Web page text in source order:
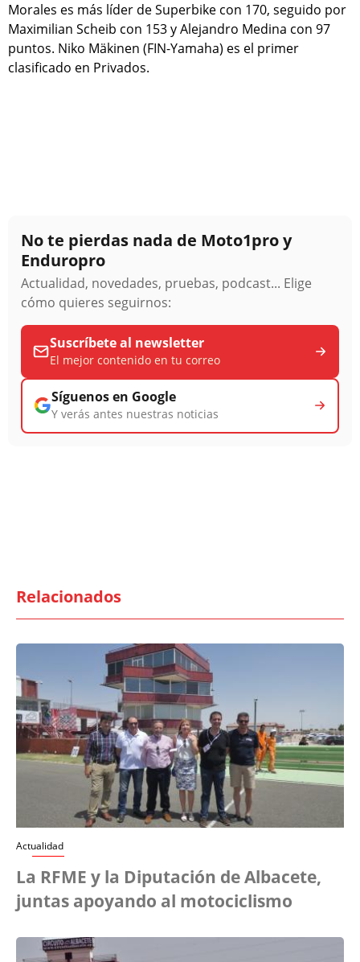
Morales es más líder de Superbike con 170, seguido por
Maximilian Scheib con 153 y Alejandro Medina con 97
puntos. Niko Mäkinen (FIN-Yamaha) es el primer
clasificado en Privados.
No te pierdas nada de Moto1pro y
Enduropro
Actualidad, novedades, pruebas, podcast... Elige
cómo quieres seguirnos:
Suscríbete al newsletter
El mejor contenido en tu correo
Síguenos en Google
Y verás antes nuestras noticias
Relacionados
Actualidad
La RFME y la Diputación de Albacete,
juntas apoyando al motociclismo